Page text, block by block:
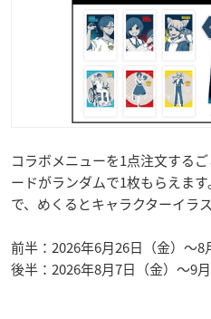
コラボメニューを1点注文する
ードがランダムで1枚もらえま
で、めくるとキャラクターイラ
前半：2026年6月26日（金）〜8
後半：2026年8月7日（金）〜9月